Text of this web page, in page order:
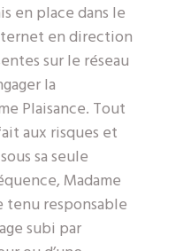
en place dans le
en direction
sur le réseau
la
Plaisance. Tout
aux risques et
sa seule
Madame
tenu responsable
subi par